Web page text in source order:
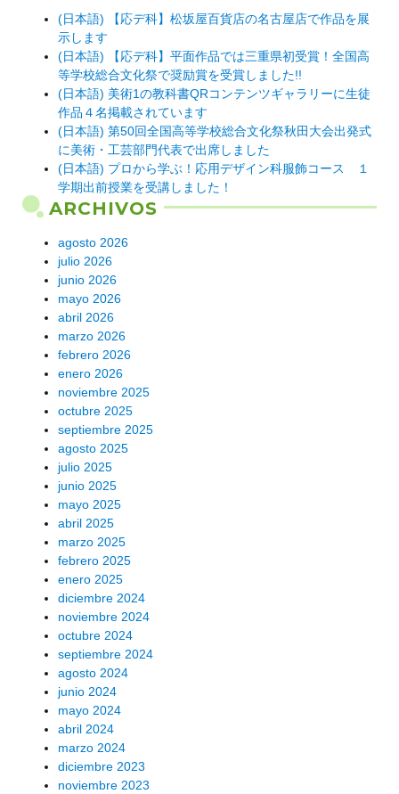
(日本語) 【応デ科】松坂屋百貨店の名古屋店で作品を展
示します
(日本語) 【応デ科】平面作品では三重県初受賞！全国高
等学校総合文化祭で奨励賞を受賞しました!!
(日本語) 美術1の教科書QRコンテンツギャラリーに生徒
作品４名掲載されています
(日本語) 第50回全国高等学校総合文化祭秋田大会出発式
に美術・工芸部門代表で出席しました
(日本語) プロから学ぶ！応用デザイン科服飾コース １
学期出前授業を受講しました！
ARCHIVOS
agosto 2026
julio 2026
junio 2026
mayo 2026
abril 2026
marzo 2026
febrero 2026
enero 2026
noviembre 2025
octubre 2025
septiembre 2025
agosto 2025
julio 2025
junio 2025
mayo 2025
abril 2025
marzo 2025
febrero 2025
enero 2025
diciembre 2024
noviembre 2024
octubre 2024
septiembre 2024
agosto 2024
junio 2024
mayo 2024
abril 2024
marzo 2024
diciembre 2023
noviembre 2023